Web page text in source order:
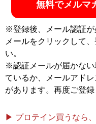
無料でメル
※登録後、メール認証
メールをクリックして
い。
※認証メールが届かな
ているか、メールアド
があります。再度ご登録
▶ プロテイン買うなら